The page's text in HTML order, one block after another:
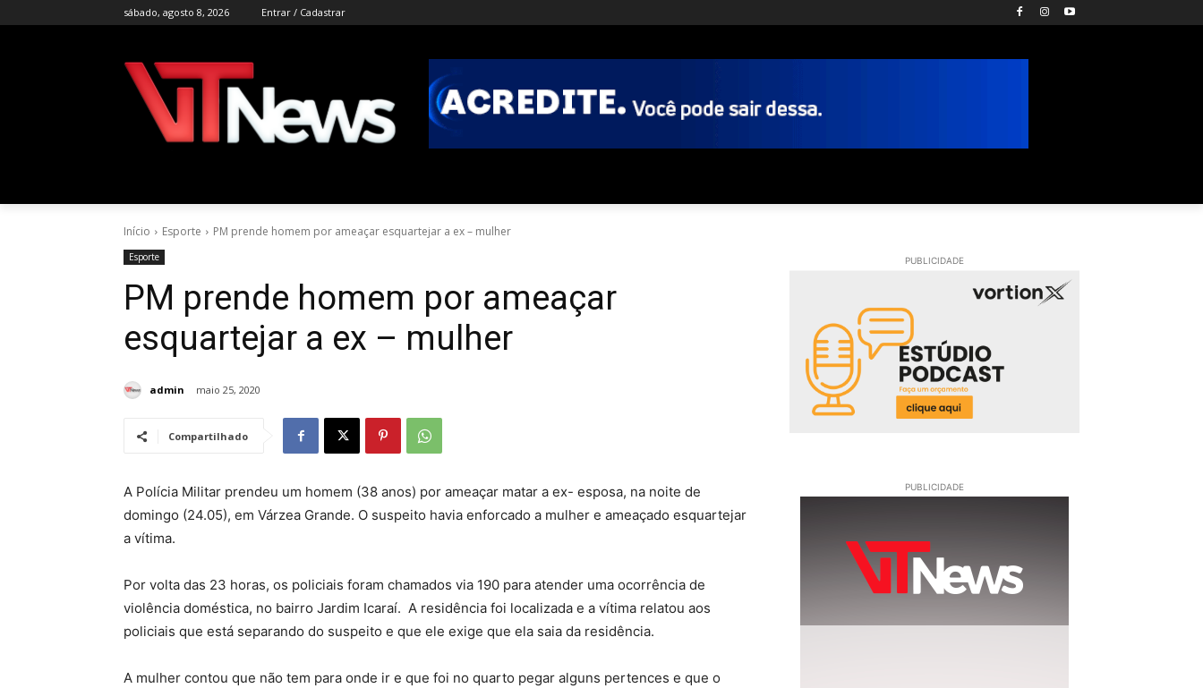
sábado, agosto 8, 2026 Entrar / Cadastrar
Início Esporte PM prende homem por ameaçar esquartejar a ex – mulher
Esporte
PM prende homem por ameaçar
esquartejar a ex – mulher
admin maio 25, 2020
Compartilhado
A Polícia Militar prendeu um homem (38 anos) por ameaçar matar a ex- esposa, na noite de
domingo (24.05), em Várzea Grande. O suspeito havia enforcado a mulher e ameaçado esquartejar
a vítima.
Por volta das 23 horas, os policiais foram chamados via 190 para atender uma ocorrência de
violência doméstica, no bairro Jardim Icaraí. A residência foi localizada e a vítima relatou aos
policiais que está separando do suspeito e que ele exige que ela saia da residência.
A mulher contou que não tem para onde ir e que foi no quarto pegar alguns pertences e que o
PUBLICIDADE
PUBLICIDADE